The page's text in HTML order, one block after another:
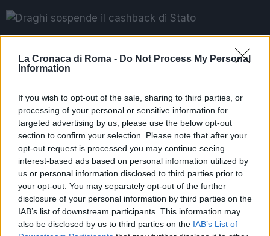
La Cronaca di Roma - Do Not Process My Personal
Information
If you wish to opt-out of the sale, sharing to third parties, or
processing of your personal or sensitive information for
targeted advertising by us, please use the below opt-out
section to confirm your selection. Please note that after your
opt-out request is processed you may continue seeing
interest-based ads based on personal information utilized by
us or personal information disclosed to third parties prior to
your opt-out. You may separately opt-out of the further
disclosure of your personal information by third parties on the
IAB’s list of downstream participants. This information may
also be disclosed by us to third parties on the IAB’s List of
Il cashback di stato
è espressa sui social tramite i suoi profili ufficiali
dichiarando che “ è un errore perchè si permetteva il
tracciamento“. Di parere contrario Fratelli d’Italia
doveGiorgia Melonisi dichiara soddisfatta della
sua abolizione: “Era un’idiozia. I 2 miliardi risparmiati
siano destinati ai lavoratori colpiti dalla crisi e dalle
chiusure“.
GAY PRIDE, RITA DALLA CHIESA CRITICA IL CRISTO